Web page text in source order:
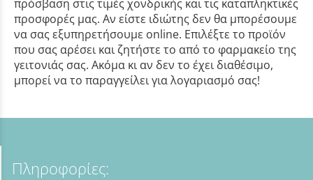
πρόσβαση στις τιμές χονδρικής και τις καταπληκτικές
προσφορές μας. Αν είστε ιδιώτης δεν θα μπορέσουμε
να σας εξυπηρετήσουμε online. Επιλέξτε το προϊόν
που σας αρέσει και ζητήστε το από το φαρμακείο της
γειτονιάς σας. Ακόμα κι αν δεν το έχει διαθέσιμο,
μπορεί να το παραγγείλει για λογαριασμό σας!
Πληροφορίες: